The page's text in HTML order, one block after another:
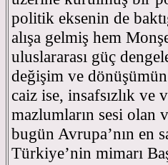
politik eksenin de
alışa gelmiş hem
uluslararası güç
değişim ve
caiz ise, insafsızlık ve
mazlumların sesi olan
bugün Avrupa’nın en
Türkiye’nin mimarı